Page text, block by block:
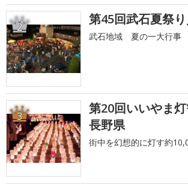
2 第45回武石夏祭
武石地域 夏の一大行事
3
第20回いいやま
長野県
街中を幻想的に灯す約